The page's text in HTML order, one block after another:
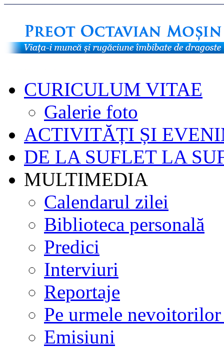
CURICULUM VITAE
Galerie foto
ACTIVITĂȚI ȘI
DE LA SUFLET LA
MULTIMEDIA
Calendarul zilei
Biblioteca personală
Predici
Interviuri
Reportaje
Pe urmele nevoitorilor
Emisiuni